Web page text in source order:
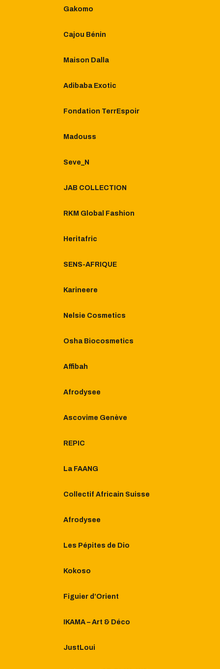
Gakomo
Cajou Bénin
Maison Dalla
Adibaba Exotic
Fondation TerrEspoir
Madouss
Seve_N
JAB COLLECTION
RKM Global Fashion
Heritafric
SENS-AFRIQUE
Karineere
Nelsie Cosmetics
Osha Biocosmetics
Affibah
Afrodysee
Ascovime Genève
REPIC
La FAANG
Collectif Africain Suisse
Afrodysee
Les Pépites de Dio
Kokoso
Figuier d’Orient
IKAMA – Art & Déco
JustLoui